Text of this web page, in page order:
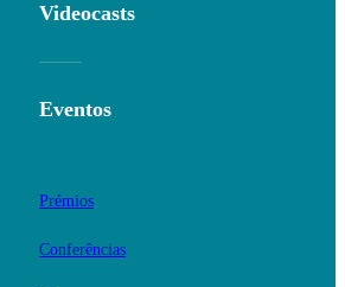
Videocasts
Eventos
Prémios
Conferências